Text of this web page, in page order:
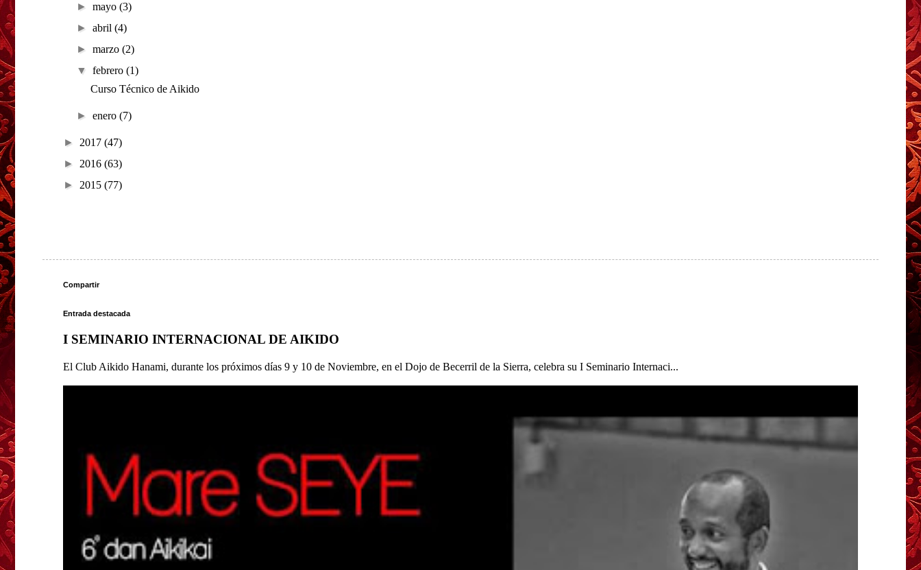
►mayo(3)
►abril(4)
►marzo(2)
▼febrero(1)
Curso Técnico de Aikido
►enero(7)
► 2017 (47)
► 2016 (63)
► 2015 (77)
Compartir
Entrada destacada
I SEMINARIO INTERNACIONAL DE AIKIDO
El Club Aikido Hanami, durante los próximos días 9 y 10 de Noviembre, en el Dojo de Becerril de la Sierra, celebra su I Seminario Internaci...